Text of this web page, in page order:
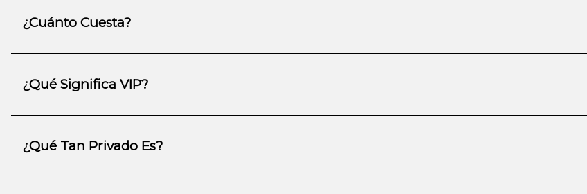
¿Cuánto Cuesta?
¿Qué Significa VIP?
¿Qué Tan Privado Es?